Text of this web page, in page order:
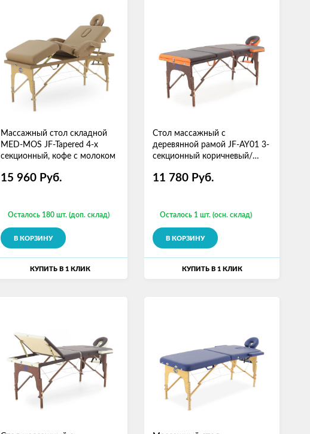
Массажный стол складной
MED-MOS JF-Tapered 4-х
секционный, кофе с молоком
15 960 Руб.
Осталось 180 шт. (доп. склад)
В КОРЗИНУ
КУПИТЬ В 1 КЛИК
Стол массажный с
деревянной рамой JF-AY01 3-
секционный коричневый/
11 780 Руб.
Осталось 1 шт. (осн. склад)
В КОРЗИНУ
КУПИТЬ В 1 КЛИК